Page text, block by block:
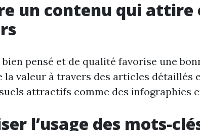
un contenu qui
pensé et de qualité favorise une
la valeur à travers des articles détaillés
attractifs comme des infographies
l’usage des mots-